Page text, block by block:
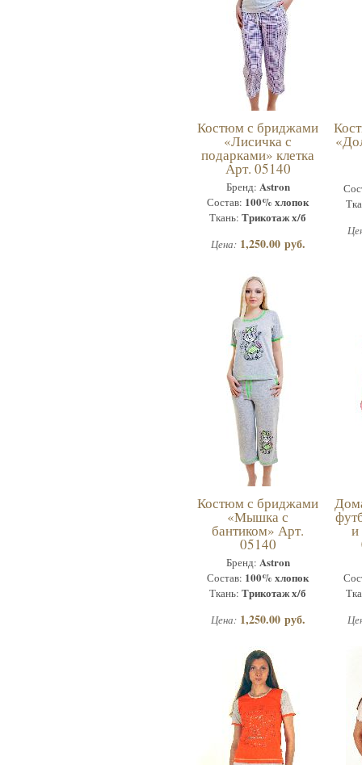
Костюм с бриджами
«Лисичка с
подарками» клетка
Арт. 05140
Бренд: Astron
Состав: 100% хлопок
Ткань: Трикотаж х/б
Цена: 1,250.00 руб.
Костюм с бриджами
«Мышка с
бантиком» Арт.
05140
Бренд: Astron
Состав: 100% хлопок
Ткань: Трикотаж х/б
Цена: 1,250.00 руб.